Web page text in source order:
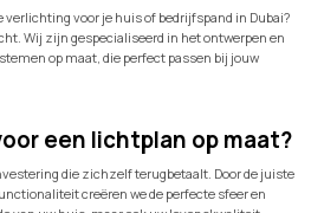
verlichting voor je huis of bedrijfspand in Dubai?
Wij zijn gespecialiseerd in het ontwerpen en
op maat, die perfect passen bij jouw
een lichtplan op maat?
die zichzelf terugbetaalt. Door de juiste
creëren we de perfecte sfeer en